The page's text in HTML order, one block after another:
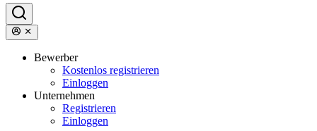
Bewerber
Kostenlos registrieren
Einloggen
Unternehmen
Registrieren
Einloggen